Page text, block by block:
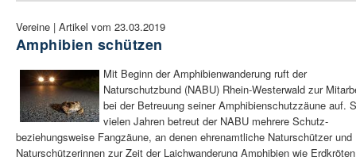
Vereine | Artikel vom 23.03.2019
Amphibien schützen
Mit Beginn der Amphibienwanderung ruft der
Naturschutzbund (NABU) Rhein-Westerwald zur
bei der Betreuung seiner Amphibienschutzzäune auf.
vielen Jahren betreut der NABU mehrere Schutz-
beziehungsweise Fangzäune, an denen ehrenamtliche Naturschützer und
Naturschützerinnen zur Zeit der Laichwanderung Amphibien wie Erdkröten